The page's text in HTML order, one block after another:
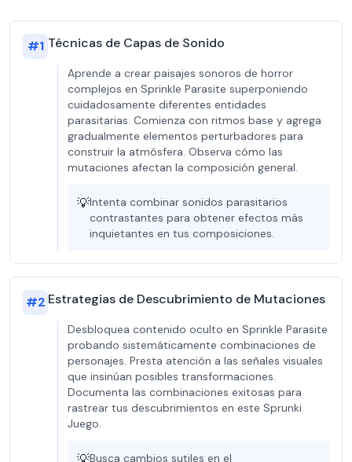
#1 Técnicas de Capas de Sonido
Aprende a crear paisajes sonoros de horror
complejos en Sprinkle Parasite superponiendo
cuidadosamente diferentes entidades
parasitarias. Comienza con ritmos base y agrega
gradualmente elementos perturbadores para
construir la atmósfera. Observa cómo las
mutaciones afectan la composición general.
💡Intenta combinar sonidos parasitarios
contrastantes para obtener efectos más
inquietantes en tus composiciones.
#2 Estrategias de Descubrimiento de Mutaciones
Desbloquea contenido oculto en Sprinkle Parasite
probando sistemáticamente combinaciones de
personajes. Presta atención a las señales visuales
que insinúan posibles transformaciones.
Documenta las combinaciones exitosas para
rastrear tus descubrimientos en este Sprunki
Juego.
Busca cambios sutiles en el